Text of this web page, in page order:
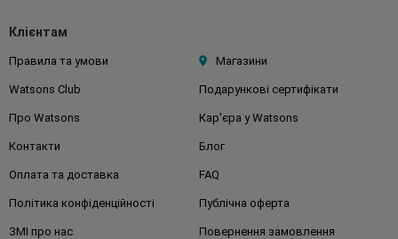
Клієнтам
Правила та умови Магазини
Watsons Club Подарункові сертифікати
Про Watsons Кар'єра у Watsons
Контакти Блог
Оплата та доставка FAQ
Політика конфіденційності Публічна оферта
ЗМІ про нас Повернення замовлення